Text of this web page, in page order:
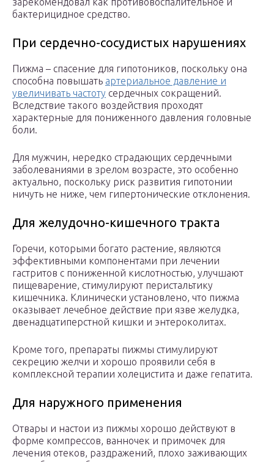
бактерицидное средство.
При сердечно-сосудистых нарушениях
Пижма – спасение для гипотоников, поскольку она
способна повышать артериальное давление и
увеличивать частоту сердечных сокращений.
Вследствие такого воздействия проходят
характерные для пониженного давления головные
боли.
Для мужчин, нередко страдающих сердечными
заболеваниями в зрелом возрасте, это особенно
актуально, поскольку риск развития гипотонии
ничуть не ниже, чем гипертонические отклонения.
Для желудочно-кишечного тракта
Горечи, которыми богато растение, являются
эффективными компонентами при лечении
гастритов с пониженной кислотностью, улучшают
пищеварение, стимулируют перистальтику
кишечника. Клинически установлено, что пижма
оказывает лечебное действие при язве желудка,
двенадцатиперстной кишки и энтероколитах.
Кроме того, препараты пижмы стимулируют
секрецию желчи и хорошо проявили себя в
комплексной терапии холецистита и даже гепатита.
Для наружного применения
Отвары и настои из пижмы хорошо действуют в
форме компрессов, ванночек и примочек для
лечения отеков, раздражений, плохо заживающих